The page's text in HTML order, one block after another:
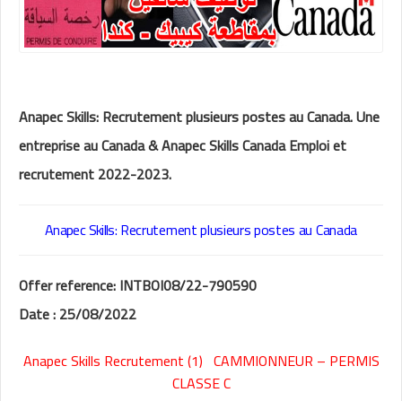
Anapec Skills: Recrutement plusieurs postes au Canada. Une
entreprise au Canada & Anapec Skills Canada Emploi et
recrutement 2022-2023.
Anapec Skills: Recrutement plusieurs postes au Canada
Offer reference: INTBOI08/22-790590
Date : 25/08/2022
Anapec Skills Recrutement (1) CAMMIONNEUR – PERMIS
CLASSE C